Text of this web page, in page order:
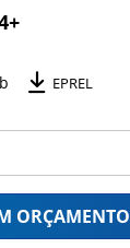
EPREL
ORÇAMENTO